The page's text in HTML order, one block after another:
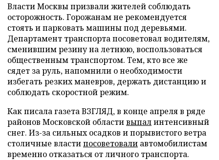
Власти Москвы призвали жителей соблюдать
осторожность. Горожанам не рекомендуется
стоять и парковать машины под деревьями.
Департамент транспорта посоветовал водителям,
сменившим резину на летнюю, воспользоваться
общественным транспортом. Тем, кто все же
сядет за руль, напомнили о необходимости
избегать резких маневров, держать дистанцию и
соблюдать скоростной режим.
Как писала газета ВЗГЛЯД, в конце апреля в ряде
районов Московской областивыпалинтенсивный
снег. Из-за сильных осадков и порывистого ветра
столичные властипосоветовали автомобилистам
временно отказаться от личного транспорта.